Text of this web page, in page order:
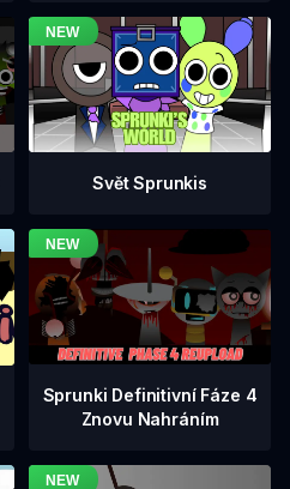
Svět Sprunkis
Sprunki Definitivní Fáze 4
Znovu Nahráním